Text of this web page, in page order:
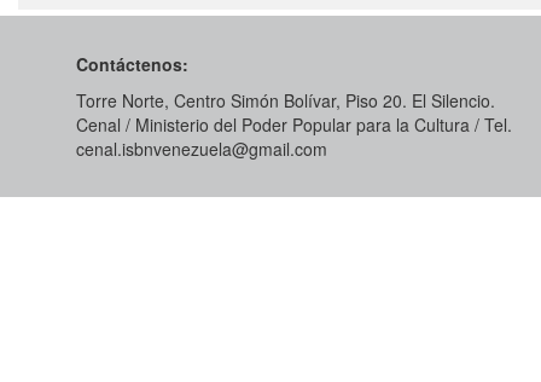
Contáctenos:
Torre Norte, Centro Simón Bolívar, Piso 20. El Silencio.
Cenal / Ministerio del Poder Popular para la Cultura / Tel.
cenal.isbnvenezuela@gmail.com